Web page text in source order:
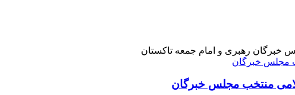
خبرگان رهبری و امام جمعه تاکستان
منتخب مجلس‌ خبرگان